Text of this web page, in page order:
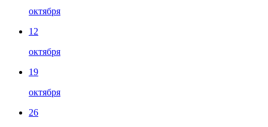
октября
12
октября
19
октября
26